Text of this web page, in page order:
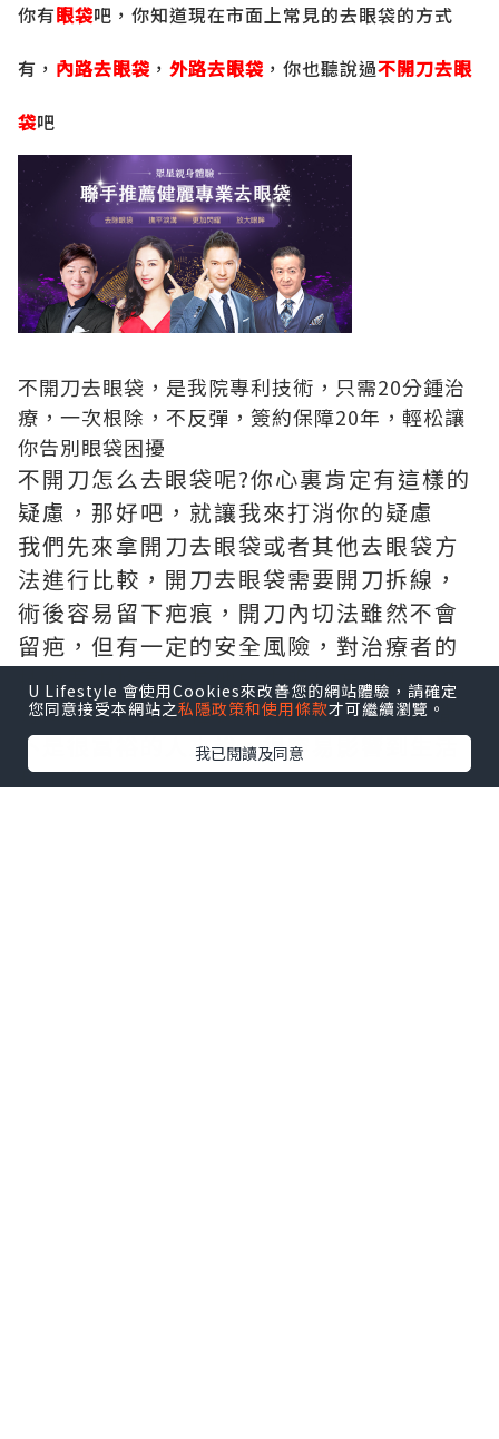
你有眼袋吧，你知道現在市面上常見的去眼袋的方式
有， 內路去眼袋 ， 外路去眼袋 ，你也聽說過不開刀去眼
袋吧
不開刀去眼袋，是我院專利技術，只需20分鍾治
療，一次根除，不反彈，簽約保障20年，輕松讓
你告別眼袋困擾
不開刀怎么去眼袋呢?你心裏肯定有這樣的
疑慮，那好吧，就讓我來打消你的疑慮
我們先來拿開刀去眼袋或者其他去眼袋方
法進行比較，開刀去眼袋需要開刀拆線，
術後容易留下疤痕，開刀內切法雖然不會
留疤，但有一定的安全風險，對治療者的
技術要求極高。其他的去眼袋方法雖然沒
有風險，但是療程長，見效慢，對於時間
不是很富裕的人來說，很容易影響到生活
和工作。
U Lifestyle 會使用Cookies來改善您的網站體驗，請確定
您同意接受本網站之私隱政策和使用條款才可繼續瀏覽。
我已閱讀及同意